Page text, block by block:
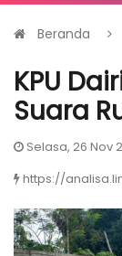
Beranda
KPU
Suara
Selasa, 26 Nov
https://